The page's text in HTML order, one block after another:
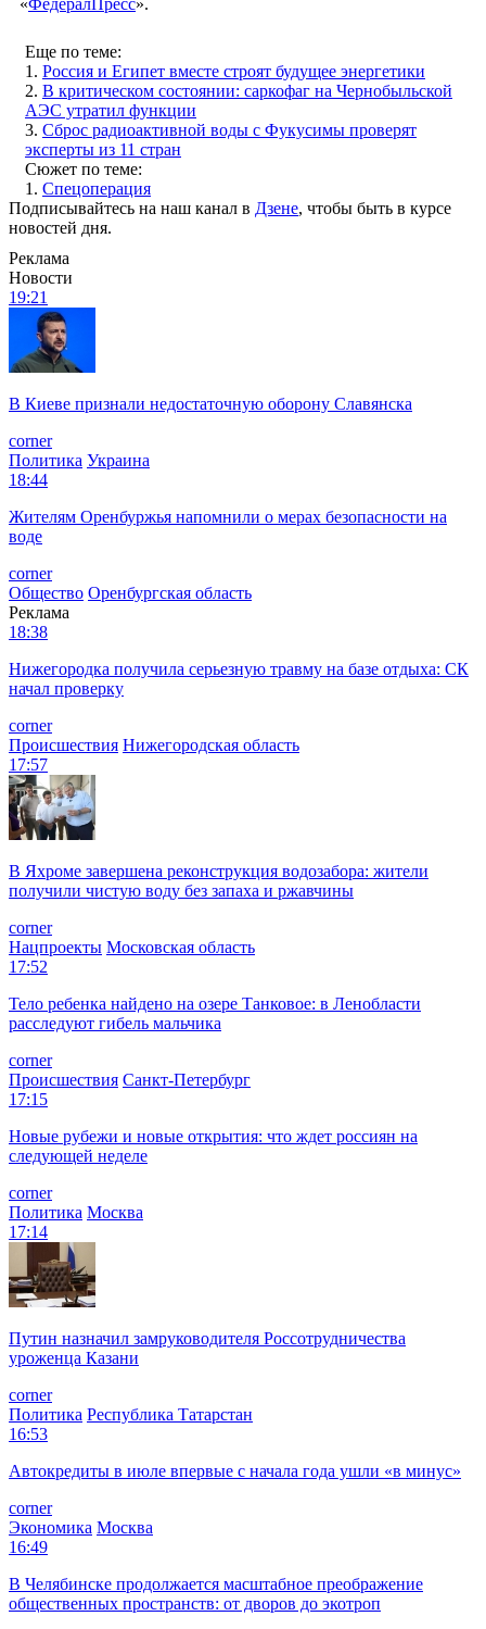
Еще по теме:
1. Россия и Египет вместе строят будущее энергетики
2. В критическом состоянии: саркофаг на Чернобыльской
АЭС утратил функции
3. Сброс радиоактивной воды с Фукусимы проверят
эксперты из 11 стран
Сюжет по теме:
1. Спецоперация
Подписывайтесь на наш канал в Дзене, чтобы быть в курсе
новостей дня.
Реклама
Новости
19:21
В Киеве признали недостаточную оборону Славянска
corner
Политика Украина
18:44
Жителям Оренбуржья напомнили о мерах безопасности на
воде
corner
Общество Оренбургская область
Реклама
18:38
Нижегородка получила серьезную травму на базе отдыха: СК
начал проверку
corner
Происшествия Нижегородская область
17:57
В Яхроме завершена реконструкция водозабора: жители
получили чистую воду без запаха и ржавчины
corner
Нацпроекты Московская область
17:52
Тело ребенка найдено на озере Танковое: в Ленобласти
расследуют гибель мальчика
corner
Происшествия Санкт-Петербург
17:15
Новые рубежи и новые открытия: что ждет россиян на
следующей неделе
corner
Политика Москва
17:14
Путин назначил замруководителя Россотрудничества
уроженца Казани
corner
Политика Республика Татарстан
16:53
Автокредиты в июле впервые с начала года ушли «в минус»
corner
Экономика Москва
16:49
В Челябинске продолжается масштабное преображение
общественных пространств: от дворов до экотроп